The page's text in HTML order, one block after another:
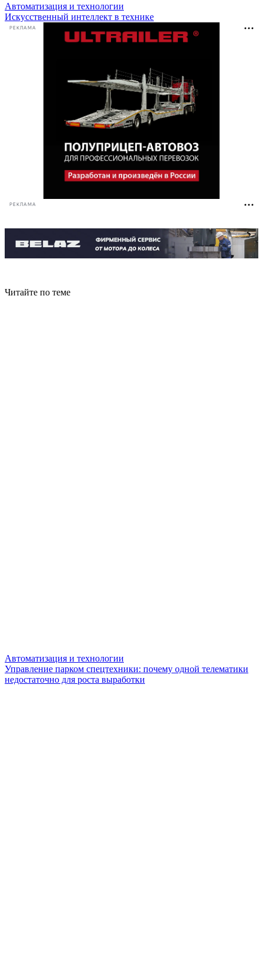
Автоматизация и технологии
Искусственный интеллект в технике
РЕКЛАМА
РЕКЛАМА
Читайте по теме
Автоматизация и технологии
Управление парком спецтехники: почему одной телематики
недостаточно для роста выработки